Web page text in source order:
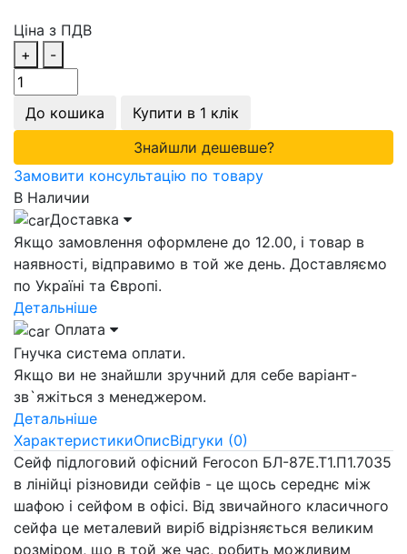
Ціна з ПДВ
+
-
До кошика
Купити в 1 клік
Знайшли дешевше?
Замовити консультацію по товару
В Наличии
Доставка
Якщо замовлення оформлене до 12.00, і товар в
наявності, відправимо в той же день. Доставляємо
по Україні та Європі.
Детальніше
Оплата
Гнучка система оплати.
Якщо ви не знайшли зручний для себе варіант-
зв`яжіться з менеджером.
Детальніше
ХарактеристикиОписВідгуки (0)
Сейф підлоговий офісний Ferocon БЛ-87Е.Т1.П1.7035
в лінійці різновиди сейфів - це щось середнє між
шафою і сейфом в офісі. Від звичайного класичного
сейфа це металевий виріб відрізняється великим
розміром, що в той же час, робить можливим